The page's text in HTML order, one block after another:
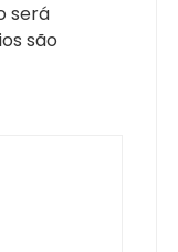
será
são